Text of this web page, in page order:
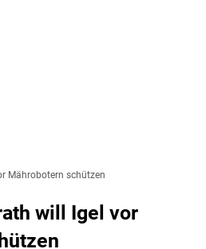
Mährobotern schützen
will Igel vor